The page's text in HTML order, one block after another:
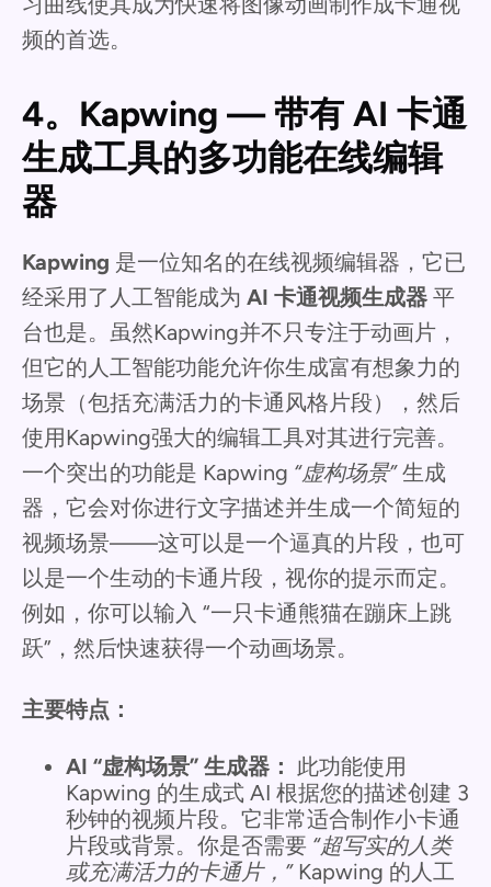
频的首选。
4。Kapwing — 带有 AI 卡通
生成工具的多功能在线编辑
器
Kapwing 是一位知名的在线视频编辑器，它已
经采用了人工智能成为 AI 卡通视频生成器 平
台也是。虽然Kapwing并不只专注于动画片，
但它的人工智能功能允许你生成富有想象力的
场景（包括充满活力的卡通风格片段），然后
使用Kapwing强大的编辑工具对其进行完善。
一个突出的功能是 Kapwing “虚构场景”生成
器，它会对你进行文字描述并生成一个简短的
视频场景——这可以是一个逼真的片段，也可
以是一个生动的卡通片段，视你的提示而定。
例如，你可以输入 “一只卡通熊猫在蹦床上跳
跃”，然后快速获得一个动画场景。
主要特点：
AI “虚构场景” 生成器： 此功能使用
Kapwing 的生成式 AI 根据您的描述创建 3
秒钟的视频片段。它非常适合制作小卡通
片段或背景。你是否需要 “超写实的人类
或充满活力的卡通片，”Kapwing 的人工